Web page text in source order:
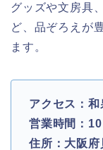
グッズや文房具
ど、品ぞろえが
ます。
アクセス：
営業時間：
住所：大阪